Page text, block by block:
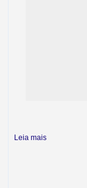
Leia mais